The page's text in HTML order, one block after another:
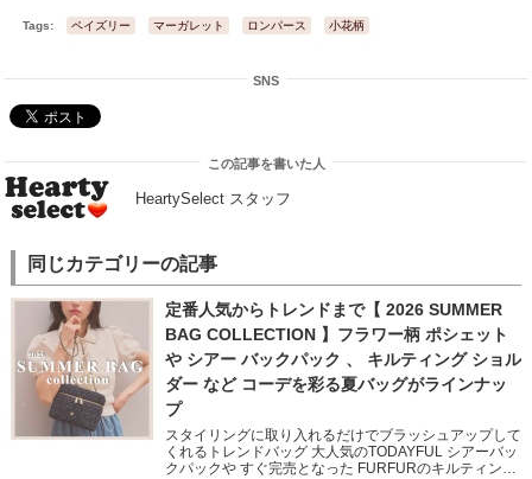
Tags: ペイズリー マーガレット ロンパース 小花柄
SNS
この記事を書いた人
HeartySelect スタッフ
同じカテゴリーの記事
定番人気からトレンドまで【 2026 SUMMER
BAG COLLECTION 】フラワー柄 ポシェット
や シアー バックパック 、 キルティング ショル
ダー など コーデを彩る夏バッグがラインナッ
プ
スタイリングに取り入れるだけでブラッシュアップして
くれるトレンドバッグ 大人気のTODAYFUL シアーバッ
クパックや すぐ完売となった FURFURのキルティング